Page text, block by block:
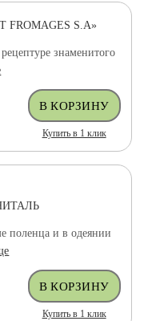
S.A»
знаменитого
Купить в 1 клик
поленца и в одеянии
Купить в 1 клик